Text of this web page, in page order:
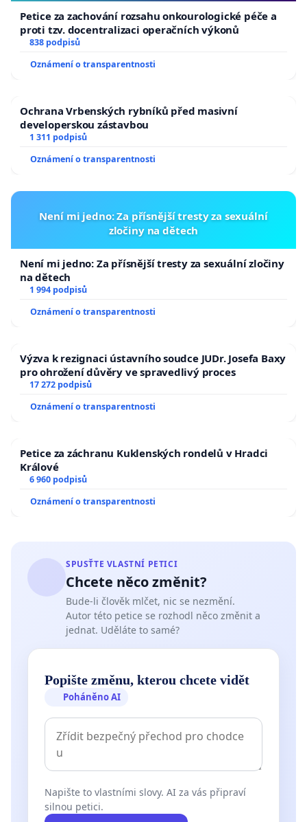
Petice za zachování rozsahu onkourologické péče a
proti tzv. docentralizaci operačních výkonů
838 podpisů
Oznámení o transparentnosti
Ochrana Vrbenských rybníků před masivní
developerskou zástavbou
1 311 podpisů
Oznámení o transparentnosti
Není mi jedno: Za přísnější tresty za sexuální
zločiny na dětech
Není mi jedno: Za přísnější tresty za sexuální zločiny
na dětech
1 994 podpisů
Oznámení o transparentnosti
Výzva k rezignaci ústavního soudce JUDr. Josefa Baxy
pro ohrožení důvěry ve spravedlivý proces
17 272 podpisů
Oznámení o transparentnosti
Petice za záchranu Kuklenských rondelů v Hradci
Králové
6 960 podpisů
Oznámení o transparentnosti
SPUSŤTE VLASTNÍ PETICI
Chcete něco změnit?
Bude-li člověk mlčet, nic se nezmění.
Autor této petice se rozhodl něco změnit a
jednat. Uděláte to samé?
Popište změnu, kterou chcete vidět
Poháněno AI
Napište to vlastními slovy. AI za vás připraví
silnou petici.